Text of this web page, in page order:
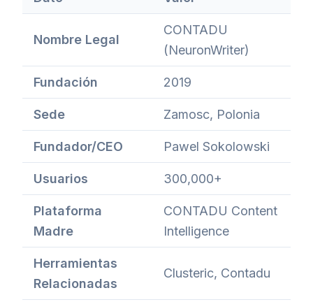
Nombre Legal
CONTADU
(NeuronWriter)
Fundación 2019
Sede Zamosc, Polonia
Fundador/CEO Pawel Sokolowski
Usuarios 300,000+
Plataforma
Madre
CONTADU Content
Intelligence
Herramientas
Relacionadas
Clusteric, Contadu